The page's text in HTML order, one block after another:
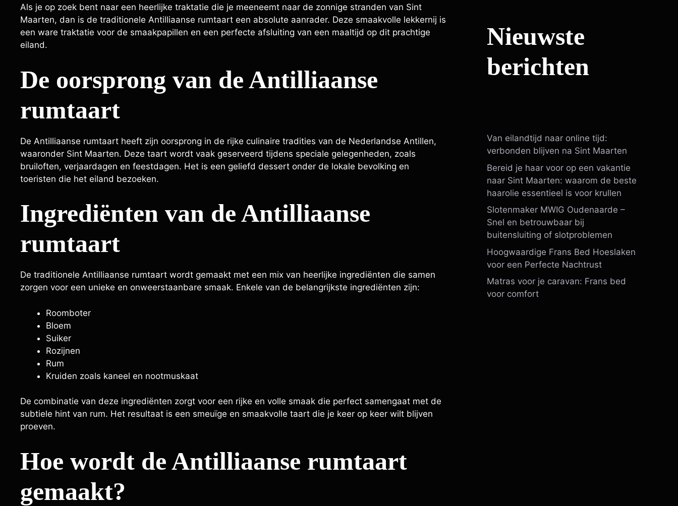
Als je op zoek bent naar een heerlijke traktatie die je meeneemt naar de zonnige stranden van Sint
Maarten, dan is de traditionele Antilliaanse rumtaart een absolute aanrader. Deze smaakvolle lekkernij is
een ware traktatie voor de smaakpapillen en een perfecte afsluiting van een maaltijd op dit prachtige
eiland.
De oorsprong van de Antilliaanse
rumtaart
De Antilliaanse rumtaart heeft zijn oorsprong in de rijke culinaire tradities van de Nederlandse Antillen,
waaronder Sint Maarten. Deze taart wordt vaak geserveerd tijdens speciale gelegenheden, zoals
bruiloften, verjaardagen en feestdagen. Het is een geliefd dessert onder de lokale bevolking en
toeristen die het eiland bezoeken.
Ingrediënten van de Antilliaanse
rumtaart
De traditionele Antilliaanse rumtaart wordt gemaakt met een mix van heerlijke ingrediënten die samen
zorgen voor een unieke en onweerstaanbare smaak. Enkele van de belangrijkste ingrediënten zijn:
Roomboter
Bloem
Suiker
Rozijnen
Rum
Kruiden zoals kaneel en nootmuskaat
De combinatie van deze ingrediënten zorgt voor een rijke en volle smaak die perfect samengaat met de
subtiele hint van rum. Het resultaat is een smeuïge en smaakvolle taart die je keer op keer wilt blijven
proeven.
Hoe wordt de Antilliaanse rumtaart
gemaakt?
Nieuwste
berichten
Van eilandtijd naar online tijd:
verbonden blijven na Sint Maarten
Bereid je haar voor op een vakantie
naar Sint Maarten: waarom de beste
haarolie essentieel is voor krullen
Slotenmaker MWIG Oudenaarde –
Snel en betrouwbaar bij
buitensluiting of slotproblemen
Hoogwaardige Frans Bed Hoeslaken
voor een Perfecte Nachtrust
Matras voor je caravan: Frans bed
voor comfort